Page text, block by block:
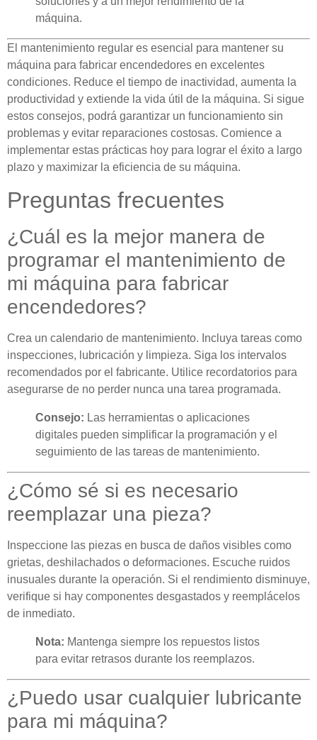
máquina.
El mantenimiento regular es esencial para mantener su
máquina para fabricar encendedores en excelentes
condiciones. Reduce el tiempo de inactividad, aumenta la
productividad y extiende la vida útil de la máquina. Si sigue
estos consejos, podrá garantizar un funcionamiento sin
problemas y evitar reparaciones costosas. Comience a
implementar estas prácticas hoy para lograr el éxito a largo
plazo y maximizar la eficiencia de su máquina.
Preguntas frecuentes
¿Cuál es la mejor manera de
programar el mantenimiento de
mi máquina para fabricar
encendedores?
Crea un calendario de mantenimiento. Incluya tareas como
inspecciones, lubricación y limpieza. Siga los intervalos
recomendados por el fabricante. Utilice recordatorios para
asegurarse de no perder nunca una tarea programada.
Consejo: Las herramientas o aplicaciones
digitales pueden simplificar la programación y el
seguimiento de las tareas de mantenimiento.
¿Cómo sé si es necesario
reemplazar una pieza?
Inspeccione las piezas en busca de daños visibles como
grietas, deshilachados o deformaciones. Escuche ruidos
inusuales durante la operación. Si el rendimiento disminuye,
verifique si hay componentes desgastados y reemplácelos
de inmediato.
Nota: Mantenga siempre los repuestos listos
para evitar retrasos durante los reemplazos.
¿Puedo usar cualquier lubricante
para mi máquina?